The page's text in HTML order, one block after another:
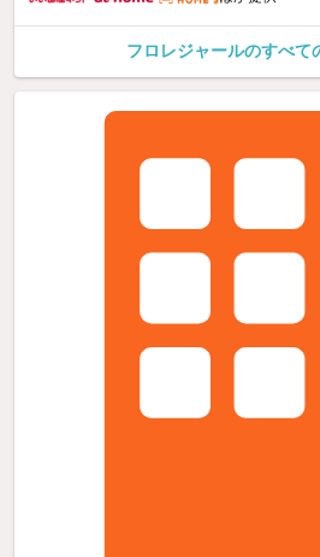
フロレジャールのすべて